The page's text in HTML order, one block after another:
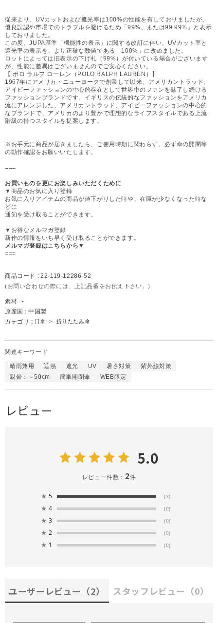
従来より、UVカットおよび遮光率は100%の性能を有しておりましたが、
優良誤認や市場でのトラブルを避けるため「99%、または99.99%」と表示
しておりました。
この度、JUPA基準「機能性の表示」に関する改訂に伴い、UVカット率と
遮光率の表示を、より正確な数値である「100%」に改めました。
ロットによっては旧表示の下げ札（99%）が付いている場合がございます
が、性能に差異はございませんのでご安心ください。
【 ポロ ラルフ ローレン（POLO RALPH LAUREN）】
1967年にアメリカ・ニューヨークで創業して以来、アメリカントラッド、
アイビーファッションの中心的存在として世界中のファンを魅了し続ける
ファッションブランドです。イギリスの伝統的なファッションをアメリカ
流にアレンジした、アメリカントラッド、アイビーファッションの中心的
なブランドで、アメリカのより豊かで理想的なライフスタイルである上流
階級の持つスタイルを提案します。
※お手元に商品が届きましたら、ご使用時期に関わらず、必ず傘の開閉等
の動作確認をお願いいたします。
===
お買いものを更にお楽しみいただくために
▼商品のお気に入り登録
お気に入りアイテムの商品が値下がりした時や、在庫が少なくなった時な
どに
通知を受け取ることができます。
▼お得なメルマガ登録
新作の情報をいち早く受け取ることができます。
メルマガ登録はこちらから▼
===
商品コード : 22-119-12286-52
(お問い合わせの際には、上記品番をお伝え下さい。)
素材 : -
原産国 : 中国製
カテゴリ : 日傘 > 折りたたみ傘
関連キーワード
晴雨兼用 遮熱 遮光 UV 暑さ対策
紫外線対策
親骨：～50cm
簡単開閉傘 WEB限定
レビュー
5.0
レビュー件数： 2件
★ 5 (2)
★ 4 (0)
★ 3 (0)
★ 2 (0)
★ 1 (0)
ユーザーレビュー （2） スタッフレビュー （0）